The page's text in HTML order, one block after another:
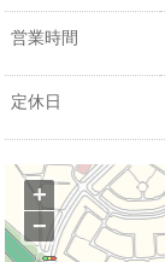
営業時間
定休日
+
−